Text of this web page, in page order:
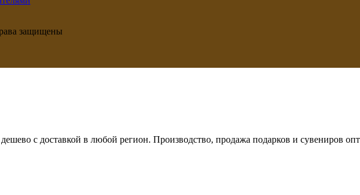
защищены
с доставкой в любой регион. Производство, продажа подарков и сувениров